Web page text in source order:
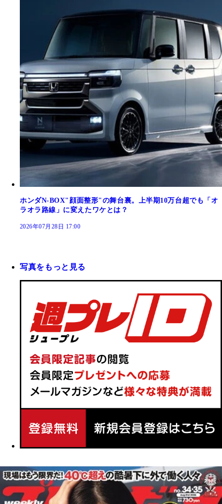
ホンダN-BOX"顔面整形"の舞台裏。上半期10万台超でも「オ
ラオラ路線」に変えたワケとは？
2026年07月28日 17:00
写真をもっと見る